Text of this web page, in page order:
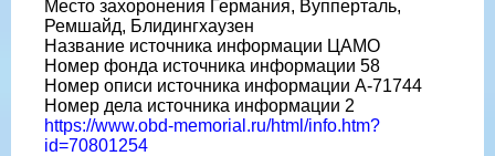
Место захоронения Германия, Вупперталь,
Ремшайд, Блидингхаузен
Название источника информации ЦАМО
Номер фонда источника информации 58
Номер описи источника информации A-71744
Номер дела источника информации 2
https://www.obd-memorial.ru/html/info.htm?
id=70801254